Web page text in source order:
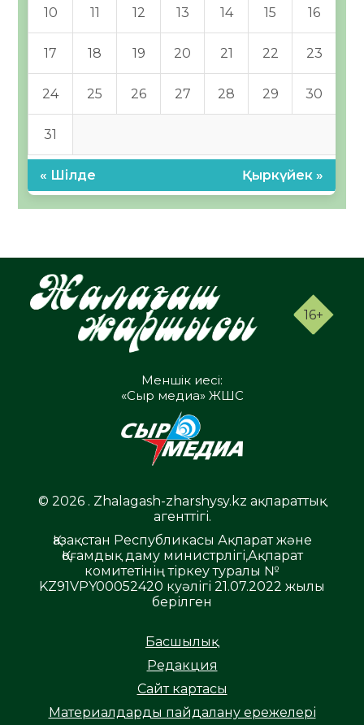
10 11 12 13 14 15 16
17 18 19 20 21 22 23
24 25 26 27 28 29 30
31
« Шілде Қыркүйек »
16+
Меншік иесі:
«Сыр медиа» ЖШС
© 2026 . Zhalagash-zharshysy.kz ақпараттық
агенттігі.
Қазақстан Республикасы Ақпарат және
Қоғамдық даму министрлігі,Ақпарат
комитетінің тіркеу туралы №
KZ91VPY00052420 куәлігі 21.07.2022 жылы
берілген
Басшылық
Редакция
Сайт картасы
Материалдарды пайдалану ережелері